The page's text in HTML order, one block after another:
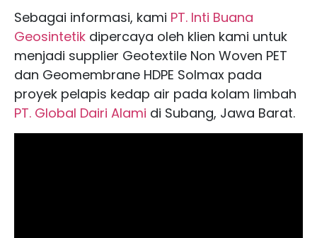
Sebagai informasi, kami PT. Inti Buana
Geosintetik dipercaya oleh klien kami untuk
menjadi supplier Geotextile Non Woven PET
dan Geomembrane HDPE Solmax pada
proyek pelapis kedap air pada kolam limbah
PT. Global Dairi Alami di Subang, Jawa Barat.